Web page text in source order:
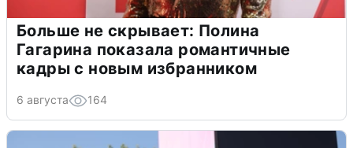
Больше не скрывает: Полина
Гагарина показала романтичные
кадры с новым избранником
6 августа 164